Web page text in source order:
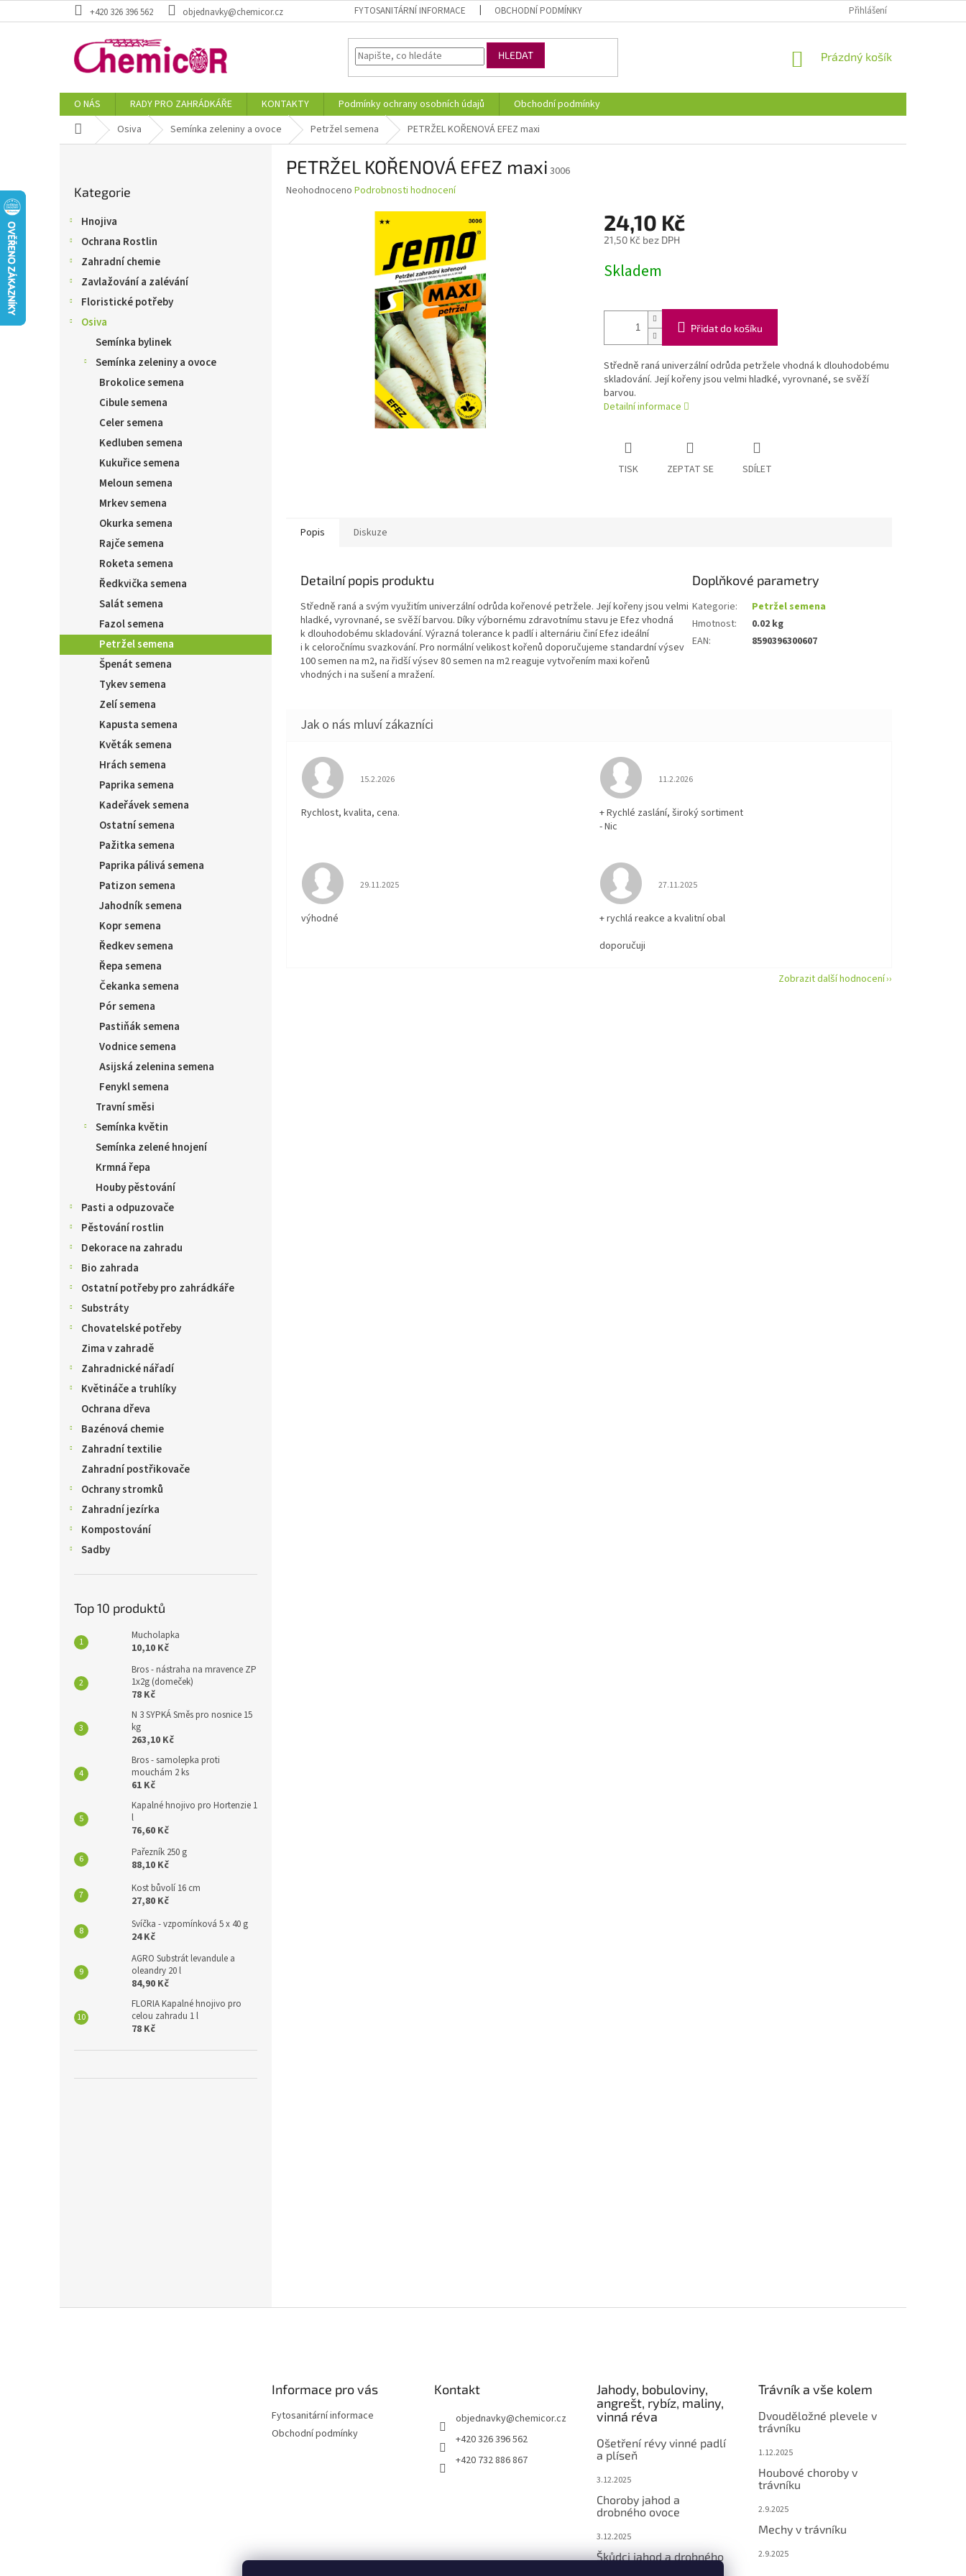
na
+420 326 396 562 objednavky@chemicor.cz FYTOSANITÁRNÍ INFORMACE OBCHODNÍ PODMÍNKY Přihlášení
HLEDAT
NÁKUPNÍ
Prázdný košík
O NÁS RADY PRO ZAHRÁDKÁŘE KONTAKTY Podmínky ochrany osobních údajů
Obchodní podmínky
Domů Osiva Semínka zeleniny a ovoce Petržel semena PETRŽEL KOŘENOVÁ EFEZ maxi
kategorie
Kategorie
Hnojiva
Ochrana Rostlin
Zahradní chemie
Zavlažování a zalévání
Floristické potřeby
Osiva
Semínka bylinek
Semínka zeleniny a ovoce
Brokolice semena
Cibule semena
Celer semena
Kedluben semena
Kukuřice semena
Meloun semena
Mrkev semena
Okurka semena
Rajče semena
Roketa semena
Ředkvička semena
Salát semena
Fazol semena
Petržel semena
Špenát semena
Tykev semena
Zelí semena
Kapusta semena
Květák semena
Hrách semena
Paprika semena
Kadeřávek semena
Ostatní semena
Pažitka semena
Paprika pálivá semena
Patizon semena
Jahodník semena
Kopr semena
Ředkev semena
Řepa semena
Čekanka semena
Pór semena
Pastiňák semena
Vodnice semena
Asijská zelenina semena
Fenykl semena
Travní směsi
Semínka květin
Semínka zelené hnojení
Krmná řepa
Houby pěstování
Pasti a odpuzovače
Pěstování rostlin
Dekorace na zahradu
Bio zahrada
Ostatní potřeby pro zahrádkáře
Substráty
Chovatelské potřeby
Zima v zahradě
Zahradnické nářadí
Květináče a truhlíky
Ochrana dřeva
Bazénová chemie
Zahradní textilie
Zahradní postřikovače
Ochrany stromků
Zahradní jezírka
Kompostování
Sadby
Top 10 produktů
Mucholapka
10,10 Kč
Bros - nástraha na mravence ZP
1x2g (domeček)
78 Kč
N 3 SYPKÁ Směs pro nosnice 15
kg
263,10 Kč
Bros - samolepka proti
mouchám 2 ks
61 Kč
Kapalné hnojivo pro Hortenzie 1
l
76,60 Kč
Pařezník 250 g
88,10 Kč
Kost bůvolí 16 cm
27,80 Kč
Svíčka - vzpomínková 5 x 40 g
24 Kč
AGRO Substrát levandule a
oleandry 20 l
84,90 Kč
FLORIA Kapalné hnojivo pro
celou zahradu 1 l
78 Kč
PETRŽEL KOŘENOVÁ EFEZ maxi 3006
Průměrné
Neohodnoceno Podrobnosti hodnocení
24,10 Kč
21,50 Kč bez DPH
cena:
Skladem
Přidat do košíku
Středně raná univerzální odrůda petržele vhodná k dlouhodobému
skladování. Její kořeny jsou velmi hladké, vyrovnané, se svěží
barvou.
Detailní informace
TISK ZEPTAT SE SDÍLET
Popis Diskuze
Detailní popis produktu
Středně raná a svým využitím univerzální odrůda kořenové petržele. Její kořeny jsou velmi
hladké, vyrovnané, se svěží barvou. Díky výbornému zdravotnímu stavu je Efez vhodná
k dlouhodobému skladování. Výrazná tolerance k padlí i alternáriu činí Efez ideální
i k celoročnímu svazkování. Pro normální velikost kořenů doporučujeme standardní výsev
100 semen na m2, na řidší výsev 80 semen na m2 reaguje vytvořením maxi kořenů
vhodných i na sušení a mražení.
Doplňkové parametry
Kategorie:
Petržel semena
Hmotnost:
0.02 kg
EAN: 8590396300607
Hodnocení obchodu je 5 z 5 hvězdiček.
15.2.2026
Rychlost, kvalita, cena.
Hodnocení obchodu je 5 z 5 hvězdiček.
11.2.2026
+ Rychlé zaslání, široký sortiment
- Nic
Hodnocení obchodu je 5 z 5 hvězdiček.
29.11.2025
výhodné
Hodnocení obchodu je 5 z 5 hvězdiček.
27.11.2025
+ rychlá reakce a kvalitní obal
doporučuji
Zobrazit další hodnocení
Informace pro vás
Fytosanitární informace
Obchodní podmínky
Kontakt
objednavky@chemicor.cz
+420 326 396 562
+420 732 886 867
Jahody, bobuloviny,
angrešt, rybíz, maliny,
vinná réva
Ošetření révy vinné padlí
a plíseň
3.12.2025
Choroby jahod a
drobného ovoce
3.12.2025
Škůdci jahod a drobného
Trávník a vše kolem
Dvouděložné plevele v
trávníku
1.12.2025
Houbové choroby v
trávníku
2.9.2025
Mechy v trávníku
2.9.2025